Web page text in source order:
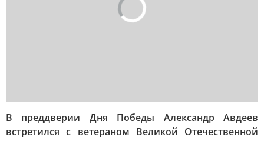
В преддверии Дня Победы Александр Авдеев
встретился с ветераном Великой Отечественной